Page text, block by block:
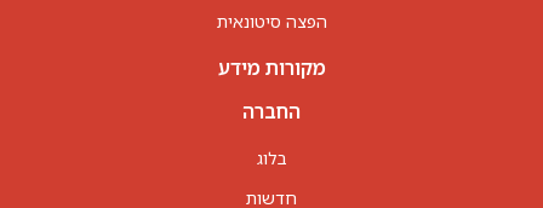
הפצה סיטונאית
מקורות מידע
החברה
בלוג
חדשות